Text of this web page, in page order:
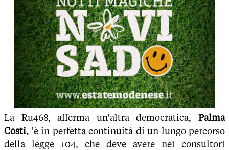
La Ru468, afferma un'altra democratica, Palma
Costi, 'è in perfetta continuità di un lungo percorso
della legge 104, che deve avere nei consultori